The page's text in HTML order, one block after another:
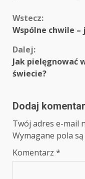
Continue
Reading
Wstecz:
Wspólne chwile
Dalej:
Jak pielęgnować
świecie?
Dodaj
Twój adres e-mail
Wymagane pola
Komentarz *